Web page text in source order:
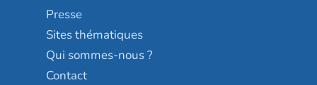
Sérénys
Résidences services Villa Médicis
Presse
Sites thématiques
Qui sommes-nous ?
Contact